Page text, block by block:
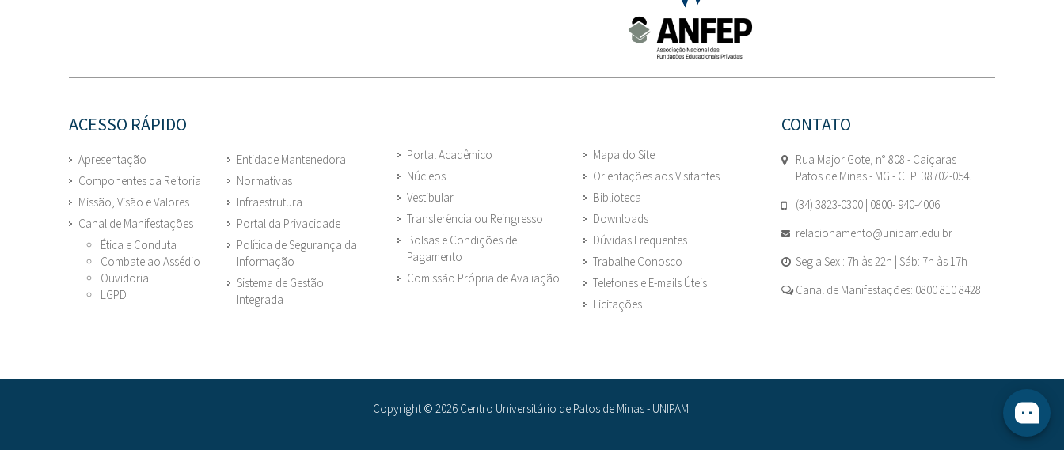
ACESSO RÁPIDO
Apresentação
Componentes da Reitoria
Missão, Visão e Valores
Canal de Manifestações
Ética e Conduta
Combate ao Assédio
Ouvidoria
LGPD
Entidade Mantenedora
Normativas
Infraestrutura
Portal da Privacidade
Política de Segurança da
Informação
Sistema de Gestão
Integrada
Portal Acadêmico
Núcleos
Vestibular
Transferência ou Reingresso
Bolsas e Condições de
Pagamento
Comissão Própria de Avaliação
Mapa do Site
Orientações aos Visitantes
Biblioteca
Downloads
Dúvidas Frequentes
Trabalhe Conosco
Telefones e E-mails Úteis
Licitações
CONTATO
Rua Major Gote, n° 808 - Caiçaras
Patos de Minas - MG - CEP: 38702-054.
(34) 3823-0300 | 0800- 940-4006
relacionamento@unipam.edu.br
Seg a Sex : 7h às 22h | Sáb: 7h às 17h
Canal de Manifestações: 0800 810 8428
Copyright © 2026 Centro Universitário de Patos de Minas - UNIPAM.